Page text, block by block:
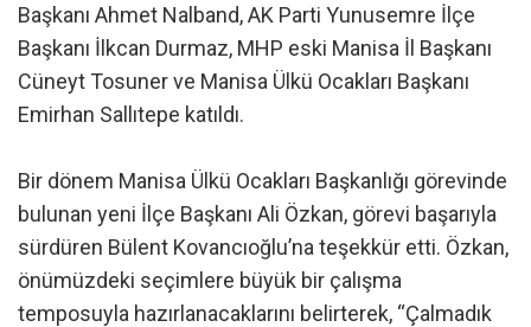
Başkanı Ahmet Nalband, AK Parti Yunusemre İlçe
Başkanı İlkcan Durmaz, MHP eski Manisa İl Başkanı
Cüneyt Tosuner ve Manisa Ülkü Ocakları Başkanı
Emirhan Sallıtepe katıldı.
Bir dönem Manisa Ülkü Ocakları Başkanlığı görevinde
bulunan yeni İlçe Başkanı Ali Özkan, görevi başarıyla
sürdüren Bülent Kovancıoğlu’na teşekkür etti. Özkan,
önümüzdeki seçimlere büyük bir çalışma
temposuyla hazırlanacaklarını belirterek, “Çalmadık